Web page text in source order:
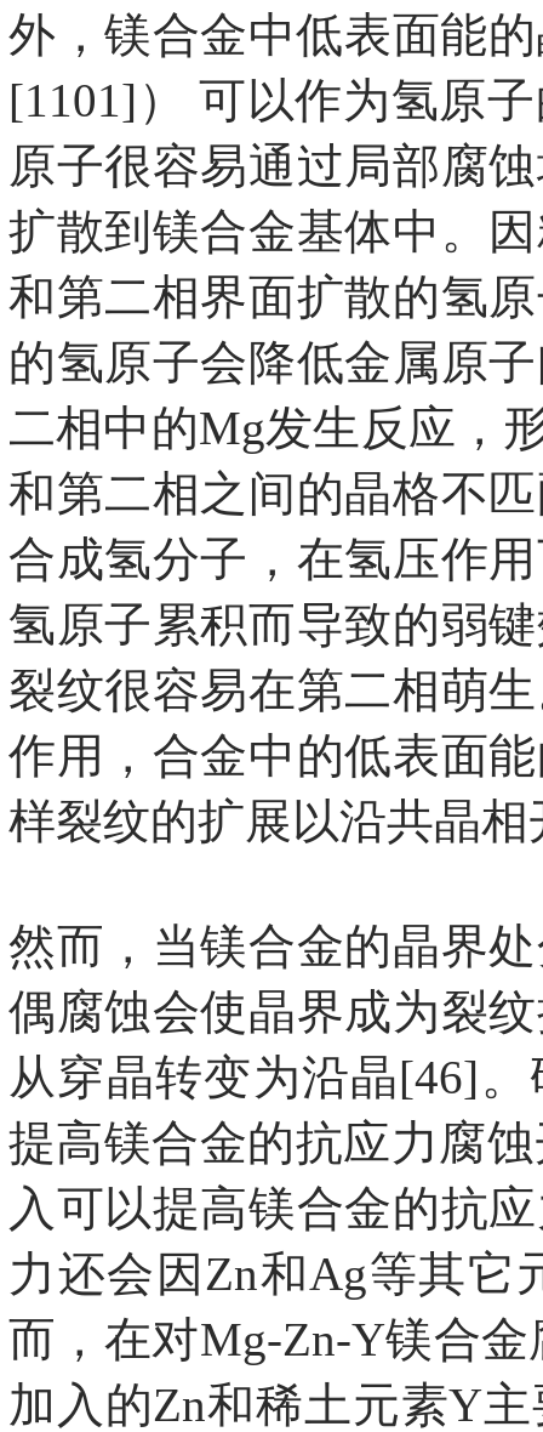
外，镁合金中低表面能
[1101]） 可以作为氢原
原子很容易通过局部腐
扩散到镁合金基体中。
和第二相界面扩散的氢
的氢原子会降低金属原
二相中的Mg发生反应，
和第二相之间的晶格不
合成氢分子，在氢压作
氢原子累积而导致的弱
裂纹很容易在第二相萌
作用，合金中的低表面
样裂纹的扩展以沿共晶
然而，当镁合金的晶界
偶腐蚀会使晶界成为裂
从穿晶转变为沿晶[46]
提高镁合金的抗应力腐
入可以提高镁合金的抗
力还会因Zn和Ag等其它
而，在对Mg-Zn-Y镁合
加入的Zn和稀土元素Y